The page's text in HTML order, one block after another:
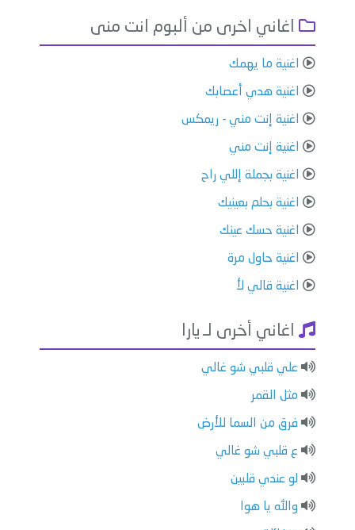
اغاني اخرى من ألبوم انت منى
اغنية ما يهمك
اغنية هدي أعصابك
اغنية إنت مني - ريمكس
اغنية إنت مني
اغنية بجملة إللي راح
اغنية بحلم بعينيك
اغنية حسك عينك
اغنية حاول مرة
اغنية قالي لأ
اغاني أخرى لـ يارا
علي قلبي شو غالي
مثل القمر
فرق من السما للأرض
ع قلبي شو غالي
لو عندي قلبين
والله يا هوا